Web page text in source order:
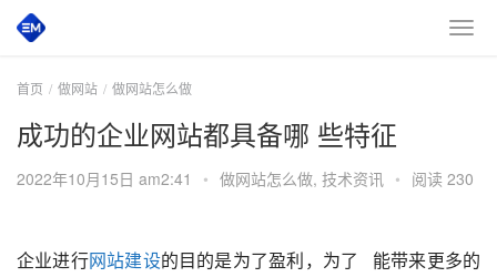
首页 做网站 做网站怎么做
成功的企业网站都具备哪 些特征
2022年10月15日 am2:41 • 做网站怎么做, 技术资讯 • 阅读 230
企业进行网站建设的目的是为了盈利，为了   能带来更多的